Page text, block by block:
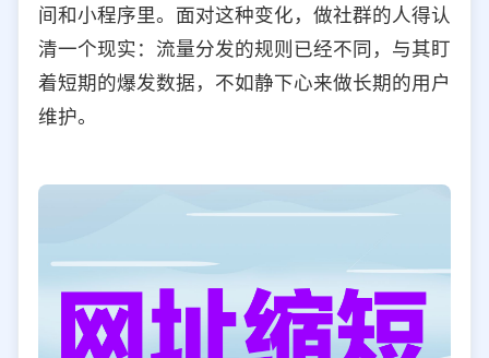
间和小程序里。面对这种变化，做社群的人得认
清一个现实：流量分发的规则已经不同，与其盯
着短期的爆发数据，不如静下心来做长期的用户
维护。